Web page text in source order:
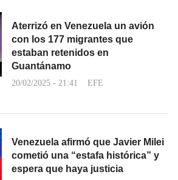
Aterrizó en Venezuela un avión
con los 177 migrantes que
estaban retenidos en
Guantánamo
20/02/2025 - 21:41 EFE
Venezuela afirmó que Javier Milei
cometió una “estafa histórica” y
espera que haya justicia